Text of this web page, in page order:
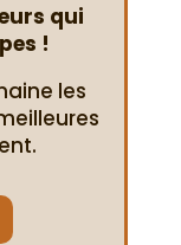
qui
!
les